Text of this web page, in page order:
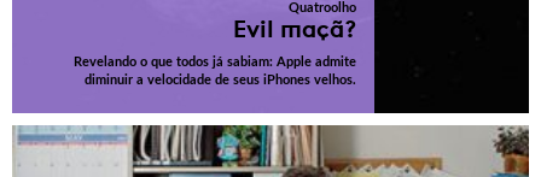
Quatroolho
Evil maçã?
Revelando o que todos já sabiam: Apple admite
diminuir a velocidade de seus iPhones velhos.